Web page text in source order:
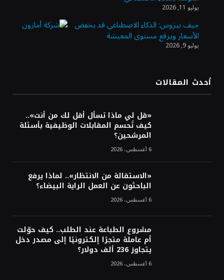
أسعار النفط تواصل التراجع للجلسة الثالثة مع
ترقب تطورات الوساطة بشأن الحرب
مدعومًا بالبنوك والمواد الأساسية
يوليو 11, 2026
جيف بيزوس: الذكاء الاصطناعي قد يخفض
الأسعار ويرفع مستوى المعيشة
يوليو 9, 2026
أحدث المقالات
«قل لي ماذا تسأل أقل لك من أنت»..
كيف تُحسم المقابلات الوظيفية بأسئلة
المرشحين؟
6 أغسطس، 2026
«الاستقالة من الانتظار».. لماذا يرفع
الباحثون عن العمل الراية البيضاء؟
6 أغسطس، 2026
مشروع الطباعة عند الطلب.. كيف حوّلت
أم عاملة متجرًا إلكترونيًا إلى مصدر دخل
يتجاوز 236 ألف دولار؟
6 أغسطس، 2026